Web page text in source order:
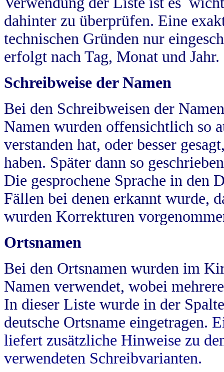
dahinter zu überprüfen. Eine
technischen Gründen nur
erfolgt nach Tag, Monat und Jahr.
Schreibweise der Namen
Bei den Schreibweisen der
Namen wurden offensichtlich so
verstanden hat, oder besser
haben. Später dann so
Die gesprochene Sprache in
Fällen bei denen erkannt wurde,
wurden Korrekturen
Ortsnamen
Bei den Ortsnamen wurden im
Namen verwendet, wobei
In dieser Liste wurde in der
deutsche Ortsname eingetragen.
liefert zusätzliche Hinweise zu
verwendeten Schreibvarianten.